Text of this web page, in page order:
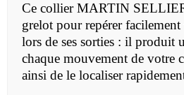
Ce collier MARTIN
grelot pour repérer
lors de ses sorties : il produit
chaque mouvement de votre
ainsi de le localiser